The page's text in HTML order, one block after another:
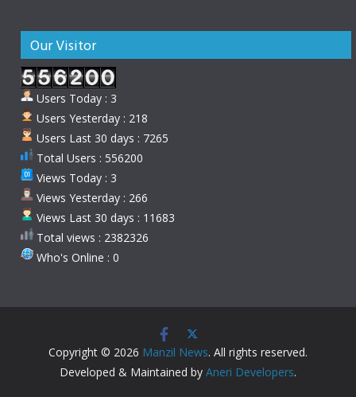
Our Visitor
Users Today : 3
Users Yesterday : 218
Users Last 30 days : 7265
Total Users : 556200
Views Today : 3
Views Yesterday : 266
Views Last 30 days : 11683
Total views : 2382326
Who's Online : 0
Copyright © 2026 Manzil News. All rights reserved.
Developed & Maintained by Aneri Developers.